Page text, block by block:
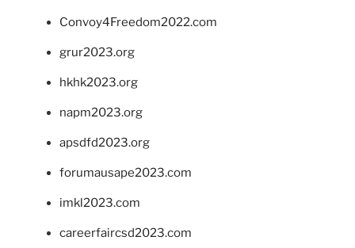
Convoy4Freedom2022.com
grur2023.org
hkhk2023.org
napm2023.org
apsdfd2023.org
forumausape2023.com
imkl2023.com
careerfaircsd2023.com